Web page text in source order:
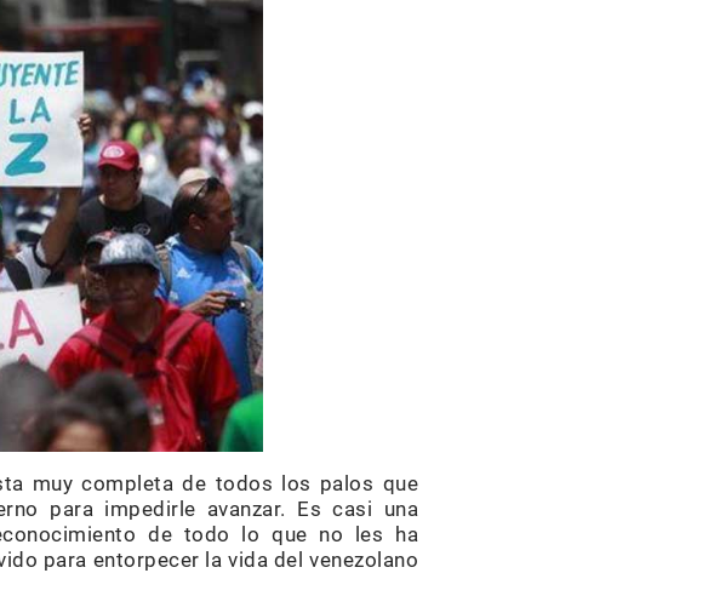
muy completa de todos los palos que
para impedirle avanzar. Es casi una
de todo lo que no les ha
para entorpecer la vida del venezolano